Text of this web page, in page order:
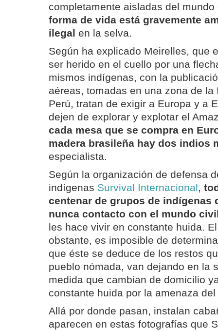
completamente aisladas del
forma de vida está gravemente
ilegal en la selva.
Según ha explicado Meirelles, que
ser herido en el cuello por una
mismos indígenas, con la
aéreas, tomadas en una zona de
Perú, tratan de exigir a Europa y a
dejen de explorar y explotar el
cada mesa que se compra en
madera brasileña hay dos indios
especialista.
Según la organización de defensa
indígenas Survival Internacional,
centenar de grupos de indígenas
nunca contacto con el mundo
les hace vivir en constante huida.
obstante, es imposible de
que éste se deduce de los restos
pueblo nómada, van dejando en la
medida que cambian de domicilio
constante huida por la amenaza
Allá por donde pasan, instalan
aparecen en estas fotografías que